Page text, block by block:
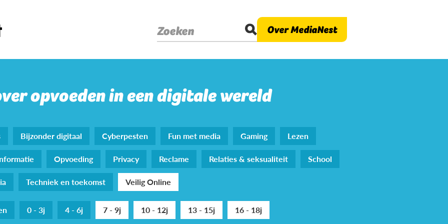
Zoeken Over MediaNest
opvoeden in een digitale wereld
Bijzonder digitaal Cyberpesten Fun met media Gaming
Lezen
Opvoeding Privacy Reclame Relaties & seksualiteit
School
Techniek en toekomst Veilig Online
0 - 3j 4 - 6j 7 - 9j 10 - 12j 13 - 15j 16 - 18j